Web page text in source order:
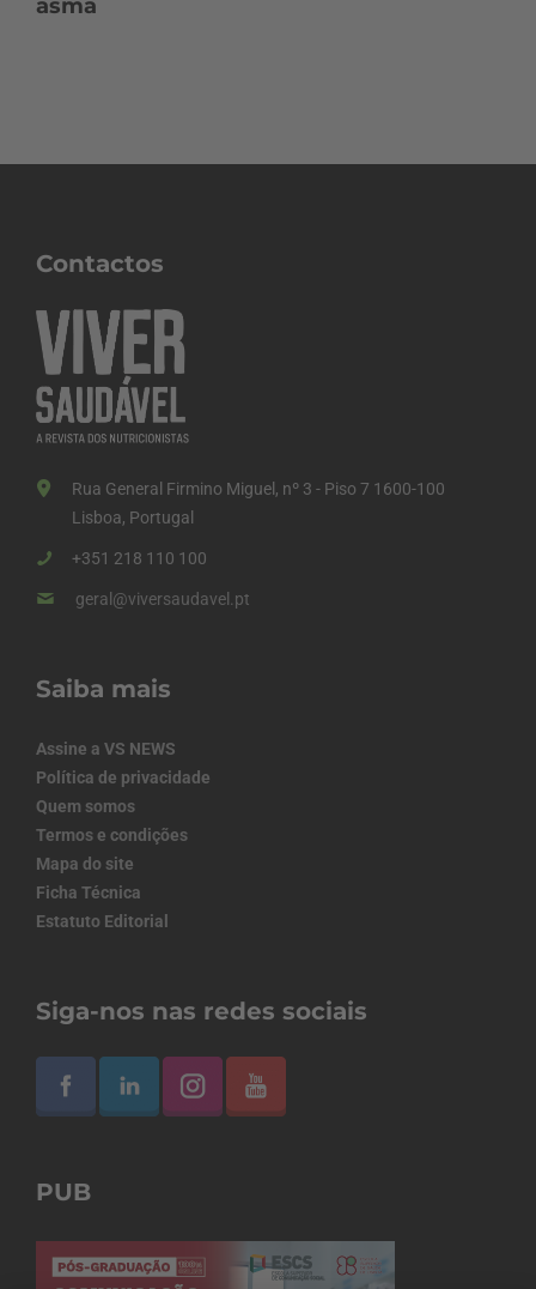
asma
Contactos
Rua General Firmino Miguel, nº 3 - Piso 7 1600-100
Lisboa, Portugal
+351 218 110 100
geral@viversaudavel.pt
Saiba mais
Assine a VS NEWS
Política de privacidade
Quem somos
Termos e condições
Mapa do site
Ficha Técnica
Estatuto Editorial
Siga-nos nas redes sociais
PUB